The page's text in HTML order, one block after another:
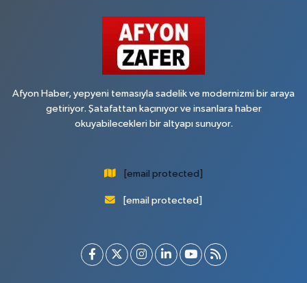
Afyon Haber, yepyeni temasıyla sadelik ve modernizmi bir araya
getiriyor. Şatafattan kaçınıyor ve insanlara haber
okuyabilecekleri bir altyapı sunuyor.
[email protected]
[email protected]